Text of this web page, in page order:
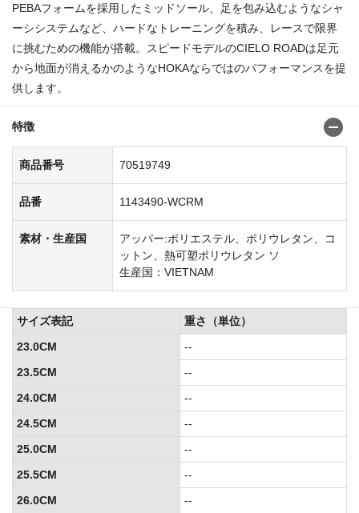
PEBAフォームを採用したミッドソール、足を包み込むようなシャ
ーシシステムなど、ハードなトレーニングを積み、レースで限界
に挑むための機能が搭載。スピードモデルのCIELO ROADは足元
から地面が消えるかのようなHOKAならではのパフォーマンスを提
供します。
特徴
商品番号 70519749
品番 1143490-WCRM
素材・生産国
アッパー:ポリエステル、ポリウレタン、コ
ットン、熱可塑ポリウレタン ソ
生産国：VIETNAM
サイズ表記
重さ（単位）
23.0CM
--
23.5CM
--
24.0CM
--
24.5CM
--
25.0CM
--
25.5CM
--
26.0CM
--